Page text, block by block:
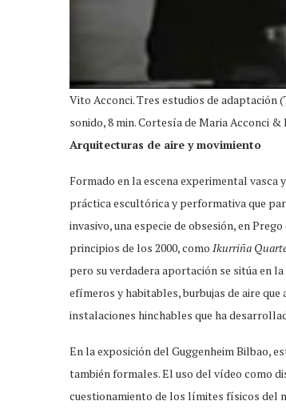
Vito Acconci. Tres estudios de adaptación
sonido, 8 min. Cortesía de Maria Acconci
Arquitecturas de aire y movimiento
Formado en la escena experimental
práctica escultórica y performativa que
invasivo, una especie de obsesión, en
principios de los 2000, como Ikurriña
pero su verdadera aportación se sitúa en
efímeros y habitables, burbujas de aire
instalaciones hinchables que ha
En la exposición del Guggenheim Bilbao,
también formales. El uso del vídeo como
cuestionamiento de los límites físicos del